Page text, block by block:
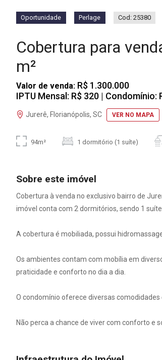
Oportunidade Perlage Cod: 25380
Cobertura para
m²
Valor de venda: R$ 1.300.000
IPTU Mensal: R$ 320 | Condomínio:
Jurerê, Florianópolis, SC VER NO MAPA
94m² 1 dormitório (1 suíte)
Sobre este imóvel
Cobertura à venda no exclusivo bairro de
imóvel conta com 2 dormitórios, sendo 1
A cobertura é mobiliada, possui
Os ambientes contam com mobília em
praticidade e conforto no dia a dia.
O condomínio oferece diversas
Não perca a chance de viver com conforto e